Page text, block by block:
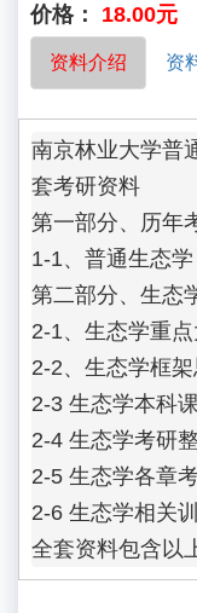
价格： 18.00元
资料介绍 资
南京林业大学普
套考研资料
第一部分、历年
1-1、普通生态
第二部分、生态
2-1、生态学重点
2-2、生态学框
2-3 生态学本科
2-4 生态学考研
2-5 生态学各章
2-6 生态学相关